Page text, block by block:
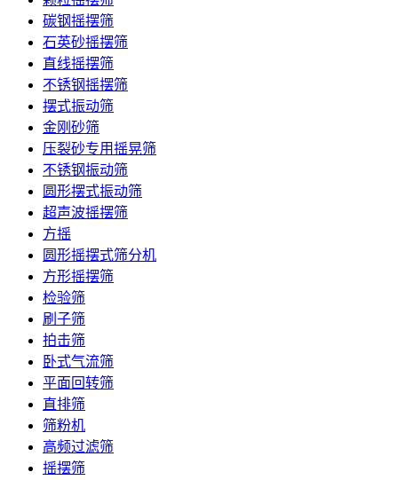
碳钢摇摆筛
石英砂摇摆筛
直线摇摆筛
不锈钢摇摆筛
摆式振动筛
金刚砂筛
压裂砂专用摇晃筛
不锈钢振动筛
圆形摆式振动筛
超声波摇摆筛
方摇
圆形摇摆式筛分机
方形摇摆筛
检验筛
刷子筛
拍击筛
卧式气流筛
平面回转筛
直排筛
筛粉机
高频过滤筛
摇摆筛